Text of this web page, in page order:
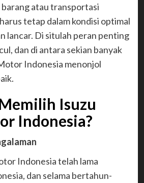
atau transportasi
tetap dalam kondisi optimal
lancar. Di situlah peran penting
dan di antara sekian banyak
Indonesia menonjol
Isuzu
Indonesia?
Indonesia telah lama
dan selama bertahun-